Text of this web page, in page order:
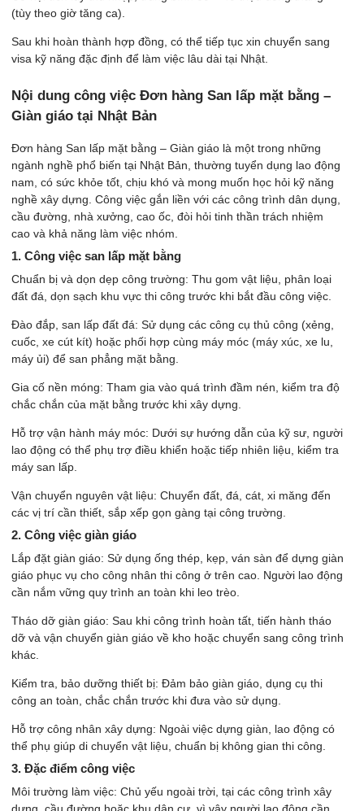
(tùy theo giờ tăng ca).
Sau khi hoàn thành hợp đồng, có thể tiếp tục xin chuyển sang
visa kỹ năng đặc định để làm việc lâu dài tại Nhật.
Nội dung công việc Đơn hàng San lấp mặt bằng –
Giàn giáo tại Nhật Bản
Đơn hàng San lấp mặt bằng – Giàn giáo là một trong những
ngành nghề phổ biến tại Nhật Bản, thường tuyển dụng lao động
nam, có sức khỏe tốt, chịu khó và mong muốn học hỏi kỹ năng
nghề xây dựng. Công việc gắn liền với các công trình dân dụng,
cầu đường, nhà xưởng, cao ốc, đòi hỏi tinh thần trách nhiệm
cao và khả năng làm việc nhóm.
1. Công việc san lấp mặt bằng
Chuẩn bị và dọn dẹp công trường: Thu gom vật liệu, phân loại
đất đá, dọn sạch khu vực thi công trước khi bắt đầu công việc.
Đào đắp, san lấp đất đá: Sử dụng các công cụ thủ công (xẻng,
cuốc, xe cút kít) hoặc phối hợp cùng máy móc (máy xúc, xe lu,
máy ủi) để san phẳng mặt bằng.
Gia cố nền móng: Tham gia vào quá trình đầm nén, kiểm tra độ
chắc chắn của mặt bằng trước khi xây dựng.
Hỗ trợ vận hành máy móc: Dưới sự hướng dẫn của kỹ sư, người
lao động có thể phụ trợ điều khiển hoặc tiếp nhiên liệu, kiểm tra
máy san lấp.
Vận chuyển nguyên vật liệu: Chuyển đất, đá, cát, xi măng đến
các vị trí cần thiết, sắp xếp gọn gàng tại công trường.
2. Công việc giàn giáo
Lắp đặt giàn giáo: Sử dụng ống thép, kẹp, ván sàn để dựng giàn
giáo phục vụ cho công nhân thi công ở trên cao. Người lao động
cần nắm vững quy trình an toàn khi leo trèo.
Tháo dỡ giàn giáo: Sau khi công trình hoàn tất, tiến hành tháo
dỡ và vận chuyển giàn giáo về kho hoặc chuyển sang công trình
khác.
Kiểm tra, bảo dưỡng thiết bị: Đảm bảo giàn giáo, dụng cụ thi
công an toàn, chắc chắn trước khi đưa vào sử dụng.
Hỗ trợ công nhân xây dựng: Ngoài việc dựng giàn, lao động có
thể phụ giúp di chuyển vật liệu, chuẩn bị không gian thi công.
3. Đặc điểm công việc
Môi trường làm việc: Chủ yếu ngoài trời, tại các công trình xây